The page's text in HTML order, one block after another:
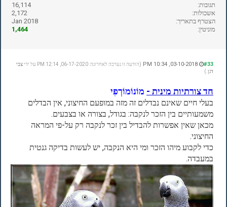
תגובות:
16,114
אשכולות:
2,172
הצטרף בתאריך:
Jan 2018
מוניטין:
1,464
#33 (הודעה זו נערכה לאחרונה: 06-17-2020, 12:14 PM על ידי
צבי
דגן .)
חד צורתיות מינית - מוֹנוֹמוֹרְפִי
בעלי חיים שאינם נבדלים זה מזה במופעם החיצוני, אין הבדלים
משמעותיים בין הזכר לנקבה: בגודל, בצורה או בצבעים.
מכאן שאין אפשרות להבדיל בין זכר לנקבה רק על-פי המראה
החיצוני.
כדי לקבוע מיהו הזכר ומי היא הנקבה, יש לעשות בדיקה גנטית
במעבדה.